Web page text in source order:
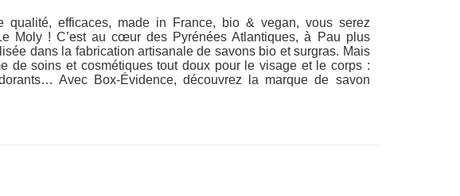
qualité, efficaces, made in France, bio & vegan, vous serez
Moly ! C’est au cœur des Pyrénées Atlantiques, à Pau plus
dans la fabrication artisanale de savons bio et surgras. Mais
de soins et cosmétiques tout doux pour le visage et le corps :
Avec Box-Évidence, découvrez la marque de savon